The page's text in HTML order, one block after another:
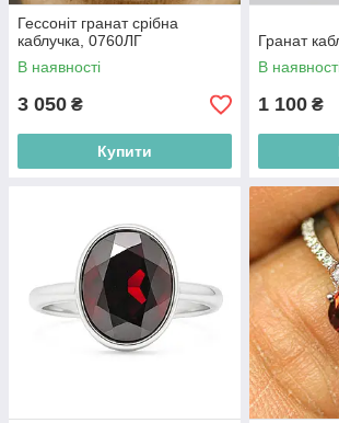
Гессоніт гранат срібна
каблучка, 0760ЛГ
В наявності
3 050 ₴
Купити
Гранат
В
1 100 ₴